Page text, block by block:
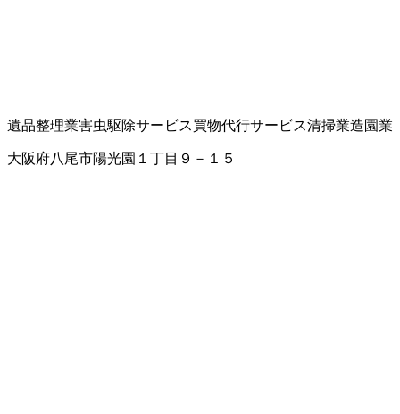
遺品整理業害虫駆除サービス買物代行サービス清掃業造園業
大阪府八尾市陽光園１丁目９－１５